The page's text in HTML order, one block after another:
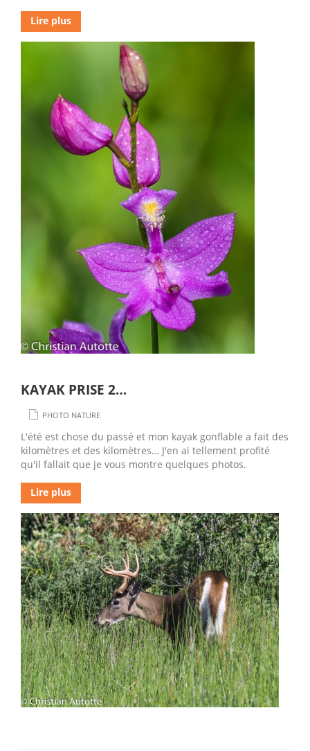
Lire plus
KAYAK PRISE 2…
PHOTO NATURE
L'été est chose du passé et mon kayak gonflable a fait des
kilomètres et des kilomètres… J'en ai tellement profité
qu'il fallait que je vous montre quelques photos.
Lire plus